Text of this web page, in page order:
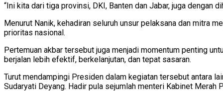
“Ini kita dari tiga provinsi, DKI, Banten dan Jabar, juga dengan
Menurut Nanik, kehadiran seluruh unsur pelaksana dan mitra
prioritas nasional.
Pertemuan akbar tersebut juga menjadi momentum penting
berjalan lebih efektif, berkelanjutan, dan tepat sasaran.
Turut mendampingi Presiden dalam kegiatan tersebut antara
Sudaryati Deyang. Hadir pula sejumlah menteri Kabinet Merah